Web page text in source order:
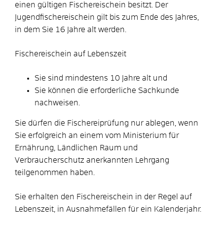
einen gültigen Fischereischein besitzt. Der
Jugendfischereischein gilt bis zum Ende des Jahres,
in dem Sie 16 Jahre alt werden.
Fischereischein auf Lebenszeit
Sie sind mindestens 10 Jahre alt und
Sie können die erforderliche Sachkunde
nachweisen.
Sie dürfen die Fischereiprüfung nur ablegen, wenn
Sie erfolgreich an einem vom Ministerium für
Ernährung, Ländlichen Raum und
Verbraucherschutz anerkannten Lehrgang
teilgenommen haben.
Sie erhalten den Fischereischein in der Regel auf
Lebenszeit, in Ausnahmefällen für ein Kalenderjahr.